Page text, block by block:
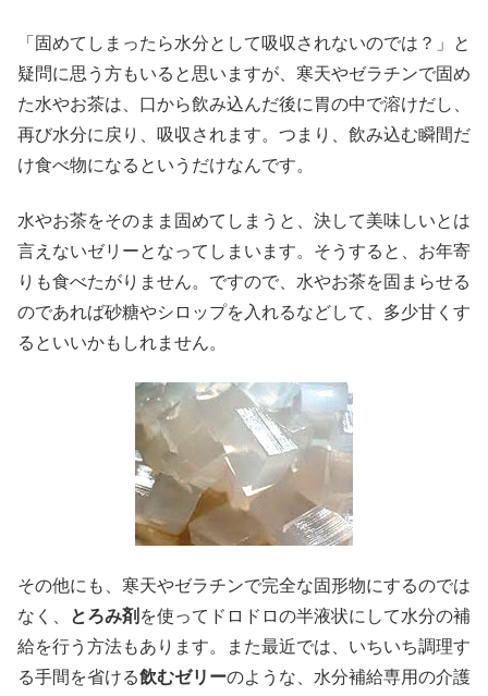
「固めてしまったら水分として吸収されないのでは？」と
疑問に思う方もいると思いますが、寒天やゼラチンで固め
た水やお茶は、口から飲み込んだ後に胃の中で溶けだし、
再び水分に戻り、吸収されます。つまり、飲み込む瞬間だ
け食べ物になるというだけなんです。
水やお茶をそのまま固めてしまうと、決して美味しいとは
言えないゼリーとなってしまいます。そうすると、お年寄
りも食べたがりません。ですので、水やお茶を固まらせる
のであれば砂糖やシロップを入れるなどして、多少甘くす
るといいかもしれません。
その他にも、寒天やゼラチンで完全な固形物にするのでは
なく、
とろみ剤 を使ってドロドロの半液状にして水分の補
給を行う方法もあります。また最近では、いちいち調理す
る手間を省ける飲むゼリーのような、水分補給専用の介護